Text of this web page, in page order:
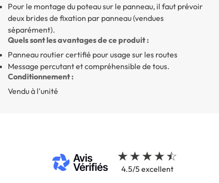
Pour le montage du poteau sur le panneau, il faut prévoir
deux brides de fixation par panneau (vendues
séparément).
Quels sont les avantages de ce produit :
Panneau routier certifié pour usage sur les routes
Message percutant et compréhensible de tous.
Conditionnement :
Vendu à l'unité
4.5/5 excellent